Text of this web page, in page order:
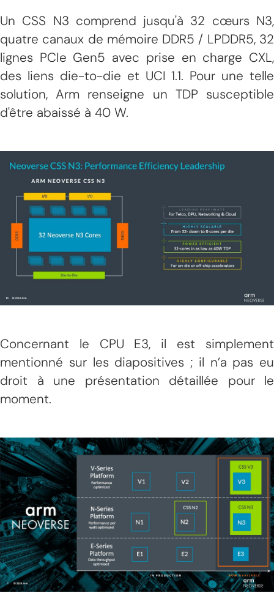
Un CSS N3 comprend jusqu'à 32 cœurs N3,
quatre canaux de mémoire DDR5 / LPDDR5, 32
lignes PCIe Gen5 avec prise en charge CXL,
des liens die-to-die et UCI 1.1. Pour une telle
solution, Arm renseigne un TDP susceptible
d'être abaissé à 40 W.
Concernant le CPU E3, il est simplement
mentionné sur les diapositives ; il n’a pas eu
droit à une présentation détaillée pour le
moment.